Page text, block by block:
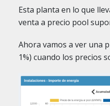
Esta planta en lo que
venta a precio pool
Ahora vamos a ver una
1%) cuando los precios